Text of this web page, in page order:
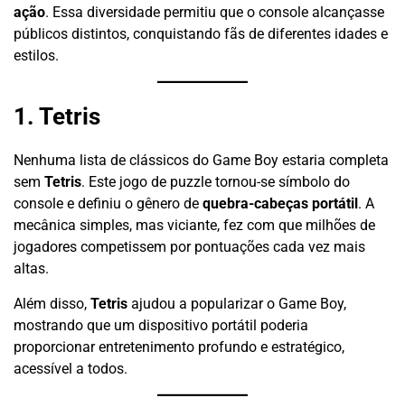
ação. Essa diversidade permitiu que o console alcançasse
públicos distintos, conquistando fãs de diferentes idades e
estilos.
1. Tetris
Nenhuma lista de clássicos do Game Boy estaria completa
sem Tetris. Este jogo de puzzle tornou-se símbolo do
console e definiu o gênero de quebra-cabeças portátil . A
mecânica simples, mas viciante, fez com que milhões de
jogadores competissem por pontuações cada vez mais
altas.
Além disso, Tetris ajudou a popularizar o Game Boy,
mostrando que um dispositivo portátil poderia
proporcionar entretenimento profundo e estratégico,
acessível a todos.